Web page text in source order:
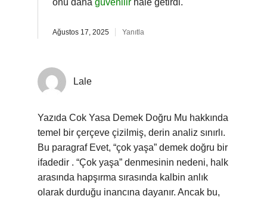
onu daha güvenilir hale getirdi.
Ağustos 17, 2025 Yanıtla
Lale
Yazıda Cok Yasa Demek Doğru Mu hakkında
temel bir çerçeve çizilmiş, derin analiz sınırlı.
Bu paragraf Evet, “çok yaşa” demek doğru bir
ifadedir . “Çok yaşa” denmesinin nedeni, halk
arasında hapşırma sırasında kalbin anlık
olarak durduğu inancına dayanır. Ancak bu,